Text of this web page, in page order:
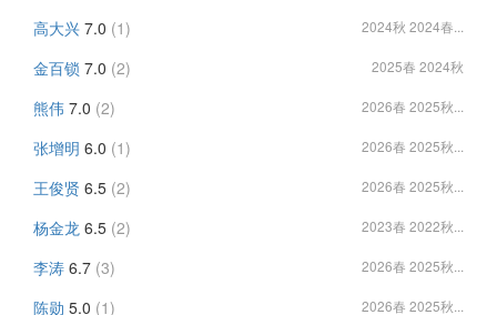
高大兴 7.0 (1) 2024秋 2024春...
金百锁 7.0 (2) 2025春 2024秋
熊伟 7.0 (2) 2026春 2025秋...
张增明 6.0 (1) 2026春 2025秋...
王俊贤 6.5 (2) 2026春 2025秋...
杨金龙 6.5 (2) 2023春 2022秋...
李涛 6.7 (3) 2026春 2025秋...
陈勋 5.0 (1) 2026春 2025秋...